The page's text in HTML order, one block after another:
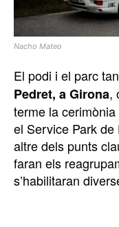
Nacho Mateo
El podi i el parc
Pedret, a Girona,
terme la
el Service Park
altre dels punts
faran els
s’habilitaran